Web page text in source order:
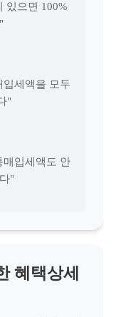
있으면 100%
세액을 모두
"
매입세액도 안
"
혜택상세